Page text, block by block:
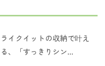
ライクイットの収納で叶え
る、「すっきりシン…